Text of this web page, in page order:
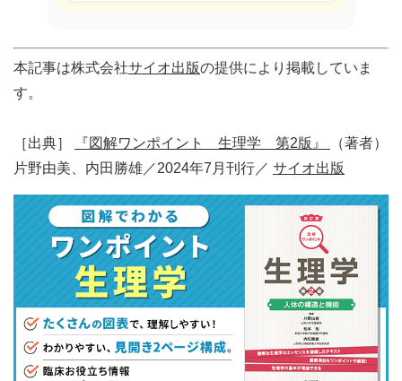
本記事は株式会社サイオ出版の提供により掲載していま
す。
［出典］ 『図解ワンポイント 生理学 第2版』
（著者）
片野由美、内田勝雄／2024年7月刊行／ サイオ出版